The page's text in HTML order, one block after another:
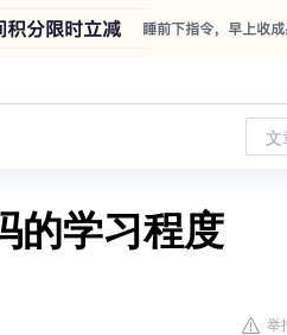
文
的学习程度
举